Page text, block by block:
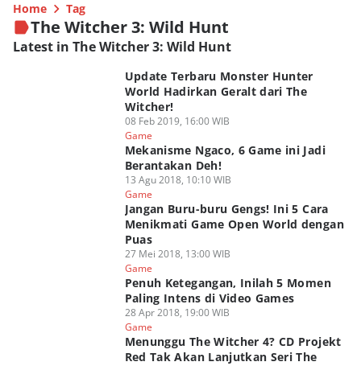
Home Tag
The Witcher 3: Wild Hunt
Latest in The Witcher 3: Wild Hunt
Update Terbaru Monster Hunter
World Hadirkan Geralt dari The
Witcher!
08 Feb 2019, 16:00 WIB
Game
Mekanisme Ngaco, 6 Game ini Jadi
Berantakan Deh!
13 Agu 2018, 10:10 WIB
Game
Jangan Buru-buru Gengs! Ini 5 Cara
Menikmati Game Open World dengan
Puas
27 Mei 2018, 13:00 WIB
Game
Penuh Ketegangan, Inilah 5 Momen
Paling Intens di Video Games
28 Apr 2018, 19:00 WIB
Game
Menunggu The Witcher 4? CD Projekt
Red Tak Akan Lanjutkan Seri The